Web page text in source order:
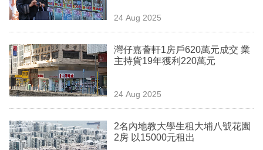
24 Aug 2025
灣仔嘉薈軒1房戶620萬元成交 業
主持貨19年獲利220萬元
24 Aug 2025
2名內地教大學生租大埔八號花園
2房 以15000元租出